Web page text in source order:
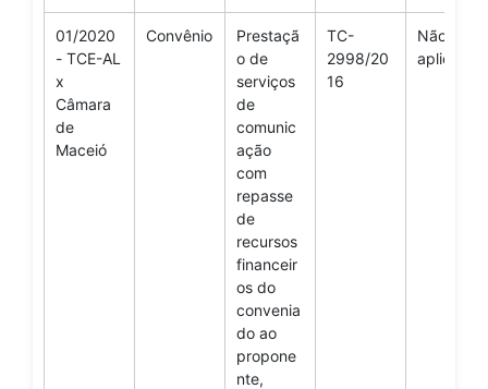
01/2020
- TCE-AL
x
Câmara
de
Maceió
Convênio
Prestaçã
o de
serviços
de
comunic
ação
com
repasse
de
recursos
financeir
os do
convenia
do ao
propone
nte,
TC-
2998/20
16
Não se
aplica